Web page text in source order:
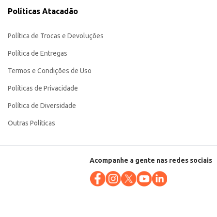
Políticas Atacadão
Política de Trocas e Devoluções
Política de Entregas
Termos e Condições de Uso
Políticas de Privacidade
Política de Diversidade
Outras Políticas
Acompanhe a gente nas redes sociais